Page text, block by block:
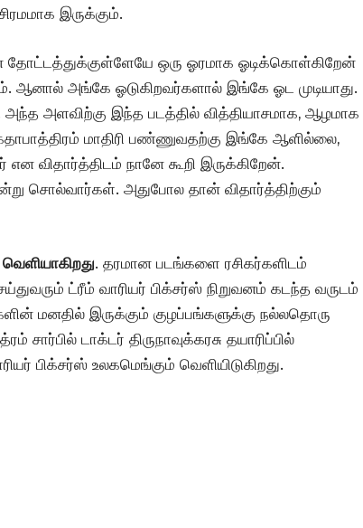
இருக்கும்.
தோட்டத்துக்குள்ளேயே ஒரு ஓரமாக ஓடிக்கொள்கிறேன்
அங்கே ஓடுகிறவர்களால் இங்கே ஓட முடியாது.
அளவிற்கு இந்த படத்தில் வித்தியாசமாக, ஆழமாக
மாதிரி பண்ணுவதற்கு இங்கே ஆளில்லை,
விதார்த்திடம் நானே கூறி இருக்கிறேன்.
சொல்வார்கள். அதுபோல தான் விதார்த்திற்கும்
. தரமான படங்களை ரசிகர்களிடம்
ட்ரீம் வாரியர் பிக்சர்ஸ் நிறுவனம் கடந்த வருடம்
மனதில் இருக்கும் குழப்பங்களுக்கு நல்லதொரு
டாக்டர் திருநாவுக்கரசு தயாரிப்பில்
பிக்சர்ஸ் உலகமெங்கும் வெளியிடுகிறது.